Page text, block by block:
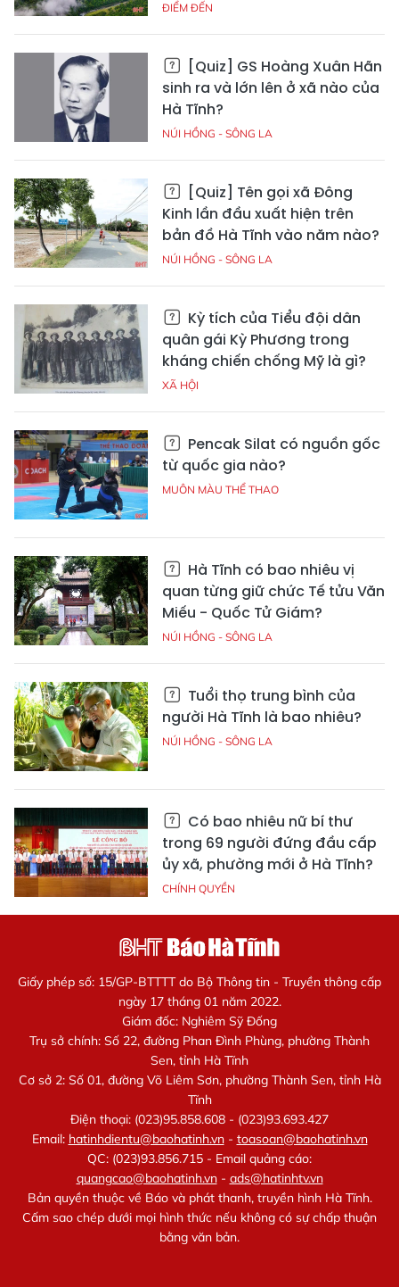
ĐIỂM ĐẾN
[Quiz] GS Hoàng Xuân Hãn
sinh ra và lớn lên ở xã nào của
Hà Tĩnh?
NÚI HỒNG - SÔNG LA
[Quiz] Tên gọi xã Đông
Kinh lần đầu xuất hiện trên
bản đồ Hà Tĩnh vào năm nào?
NÚI HỒNG - SÔNG LA
Kỳ tích của Tiểu đội dân
quân gái Kỳ Phương trong
kháng chiến chống Mỹ là gì?
XÃ HỘI
Pencak Silat có nguồn gốc
từ quốc gia nào?
MUÔN MÀU THỂ THAO
Hà Tĩnh có bao nhiêu vị
quan từng giữ chức Tế tửu Văn
Miếu - Quốc Tử Giám?
NÚI HỒNG - SÔNG LA
Tuổi thọ trung bình của
người Hà Tĩnh là bao nhiêu?
NÚI HỒNG - SÔNG LA
Có bao nhiêu nữ bí thư
trong 69 người đứng đầu cấp
ủy xã, phường mới ở Hà Tĩnh?
CHÍNH QUYỀN
Giấy phép số: 15/GP-BTTTT do Bộ Thông tin - Truyền thông cấp
ngày 17 tháng 01 năm 2022.
Giám đốc: Nghiêm Sỹ Đống
Trụ sở chính: Số 22, đường Phan Đình Phùng, phường Thành
Sen, tỉnh Hà Tĩnh
Cơ sở 2: Số 01, đường Võ Liêm Sơn, phường Thành Sen, tỉnh Hà
Tĩnh
Điện thoại: (023)95.858.608 - (023)93.693.427
Email: hatinhdientu@baohatinh.vn- toasoan@baohatinh.vn
QC: (023)93.856.715 - Email quảng cáo:
quangcao@baohatinh.vn- ads@hatinhtv.vn
Bản quyền thuộc về Báo và phát thanh, truyền hình Hà Tĩnh.
Cấm sao chép dưới mọi hình thức nếu không có sự chấp thuận
bằng văn bản.